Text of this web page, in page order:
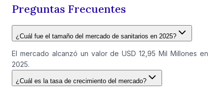
Preguntas Frecuentes
¿Cuál fue el tamaño del mercado de sanitarios en 2025?
El mercado alcanzó un valor de USD 12,95 Mil Millones en
2025.
¿Cuál es la tasa de crecimiento del mercado?